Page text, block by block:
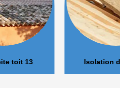
13 Isolation de